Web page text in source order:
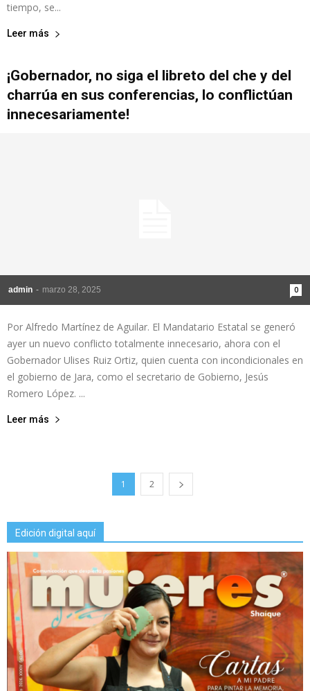
tiempo, se...
Leer más
¡Gobernador, no siga el libreto del che y del
charrúa en sus conferencias, lo conflictúan
innecesariamente!
admin - marzo 28, 2025 0
Por Alfredo Martínez de Aguilar. El Mandatario Estatal se generó
ayer un nuevo conflicto totalmente innecesario, ahora con el
Gobernador Ulises Ruiz Ortiz, quien cuenta con incondicionales en
el gobierno de Jara, como el secretario de Gobierno, Jesús
Romero López. ...
Leer más
1 2
Edición digital aquí